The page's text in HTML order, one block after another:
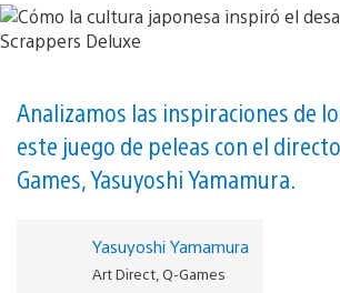
Analizamos las inspiraciones de
este juego de peleas con el
Games, Yasuyoshi Yamamura.
Yasuyoshi Yamamura
Art Direct, Q-Games